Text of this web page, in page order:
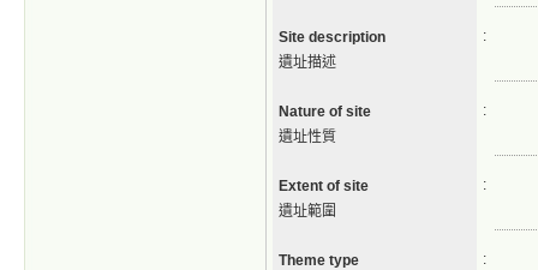
Site description
遺址描述
:
Nature of site
遺址性質
:
Extent of site
遺址範圍
:
Theme type
: